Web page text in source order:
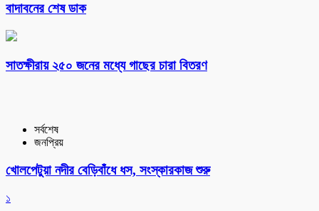
বাদাবনের শেষ ডাক
সাতক্ষীরায় ২৫০ জনের মধ্যে গাছের চারা বিতরণ
সর্বশেষ
জনপ্রিয়
খোলপেটুয়া নদীর বেড়িবাঁধে ধস, সংস্কারকাজ শুরু
১